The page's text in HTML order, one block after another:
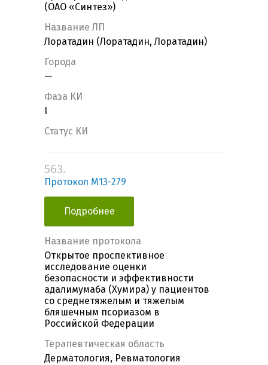
(ОАО «Синтез»)
Название ЛП
Лоратадин (Лоратадин, Лоратадин)
Города
—
Фаза КИ
Статус КИ
563.
Протокол M13-279
Подробнее
Название протокола
Открытое проспективное
исследование оценки
безопасности и эффективности
адалимумаба (Хумира) у пациентов
со среднетяжелым и тяжелым
бляшечным псориазом в
Российской Федерации
Терапевтическая область
Дерматология, Ревматология